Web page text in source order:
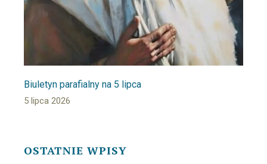
Biuletyn parafialny na 5 lipca
5 lipca 2026
OSTATNIE WPISY